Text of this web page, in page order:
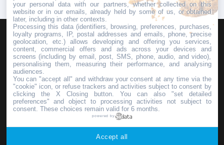
HOMEPAGEREDAZIONEINVIA UN COMUNICATO STAMPA
PUBBLICITÀSCRIVI AL DIRETTORE
Copyright © 2016 - 2025 ASD Fondo Italia - Partita Iva: IT 03855110049
your personal data with our partners, whether collected on this
website or in our emails, already held by some of us, or obtained
later, including in other contexts.
Processing this data (identifiers, browsing, preferences, purchases,
loyalty programs, IP, postal addresses and emails, phone, precise
geolocation, etc.) allows developing and offering you services,
content, commercial offers and ads across your devices and
screens (including by email, post, SMS, phone, audio, and video),
personalising them, measuring their performance, and analysing
audiences.
You can "accept all" and withdraw your consent at any time via the
"cookie" icon, or refuse trackers and activities subject to consent by
clicking the X Closing button. You can also "set detailed
preferences" and object to processing activities not subject to
consent. These choices remain valid for 6 months.
powered by
Accept all